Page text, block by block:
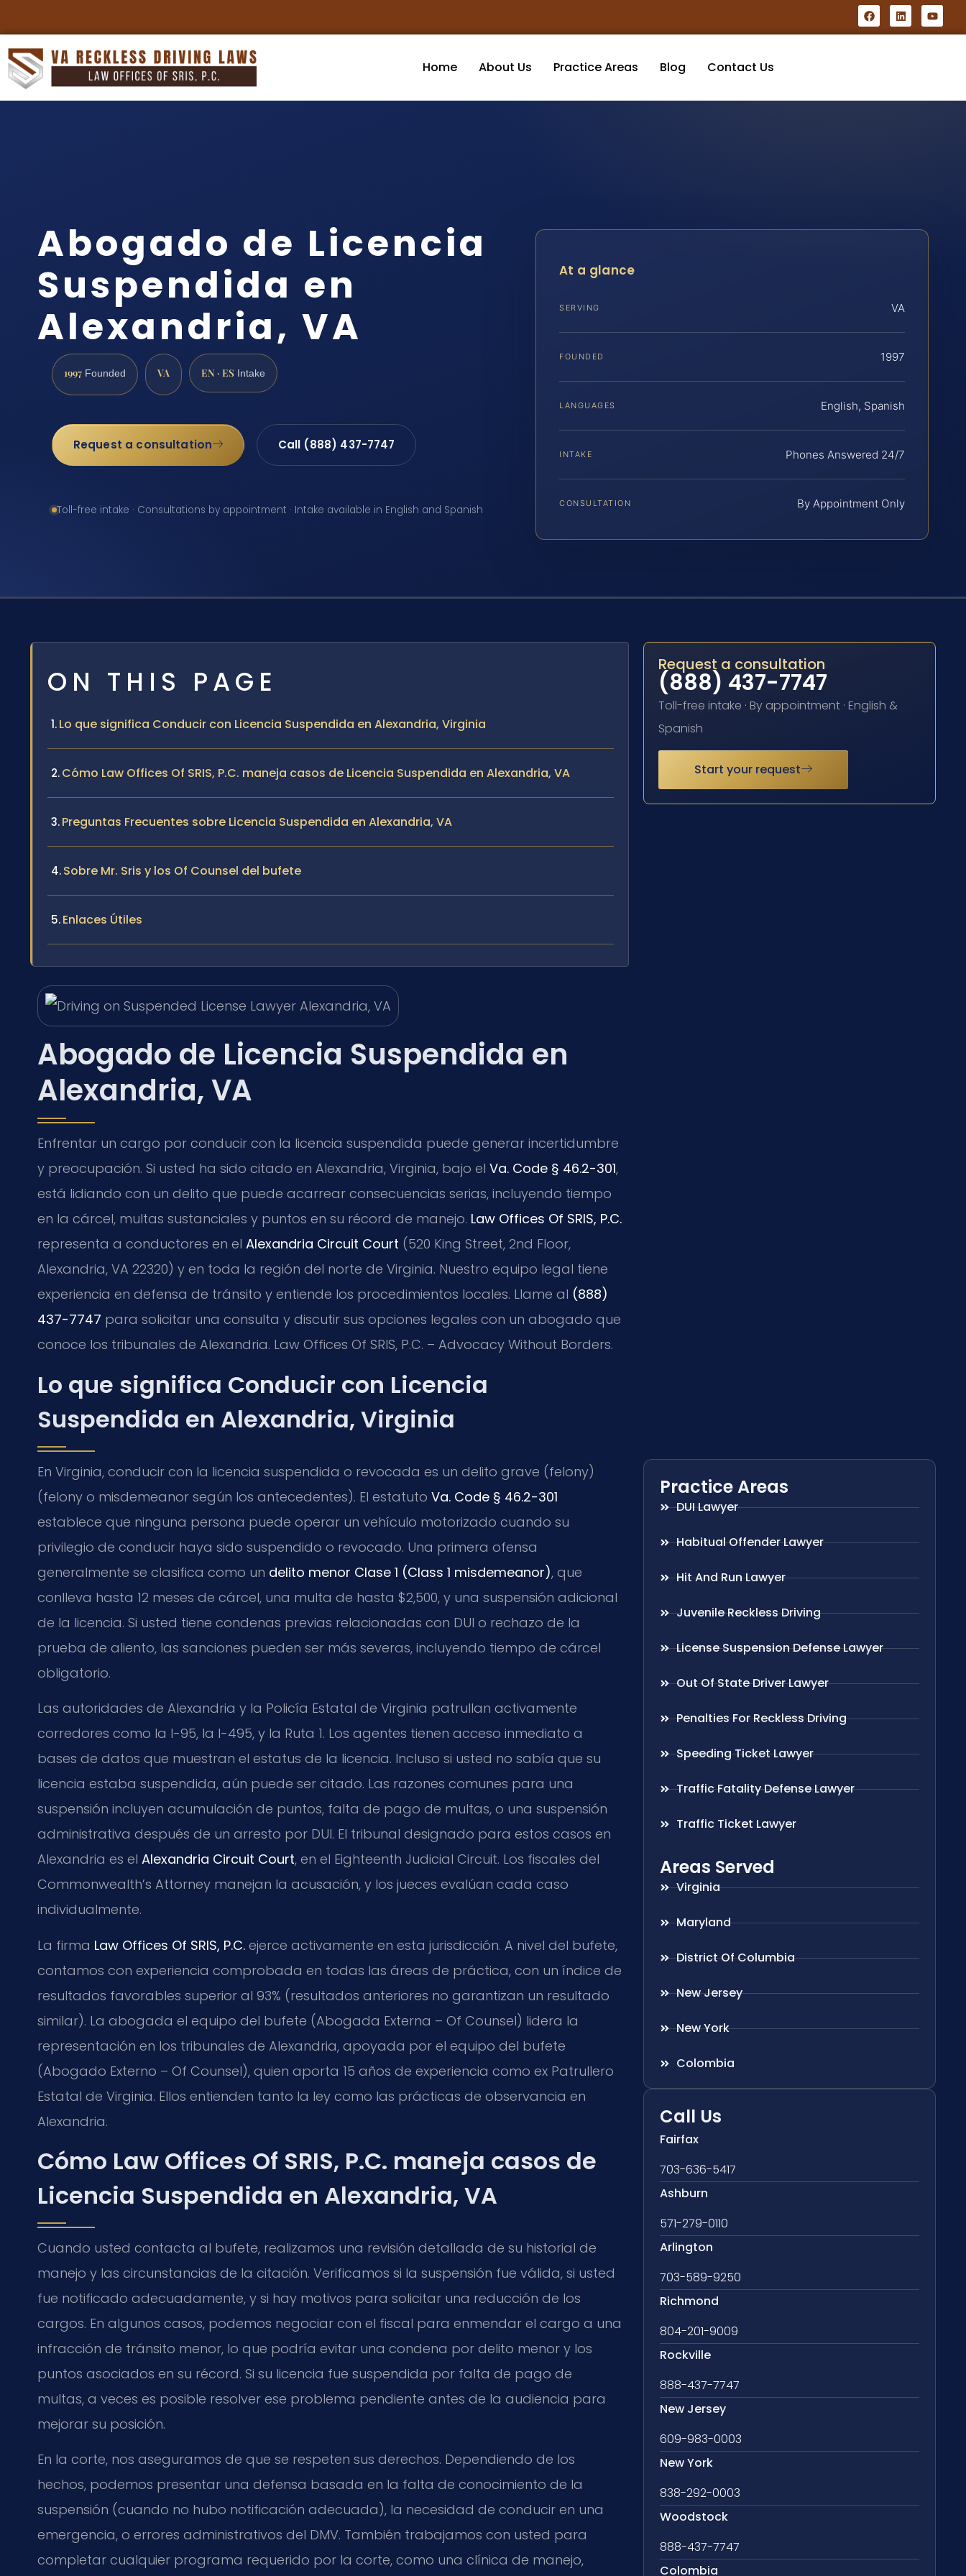
Home About Us Practice Areas Blog Contact Us
Abogado de Licencia
Suspendida en
Alexandria, VA
1997 Founded VA EN · ES Intake
Request a consultation Call (888) 437-7747
Toll-free intake · Consultations by appointment · Intake available in English and Spanish
At a glance
SERVING VA
FOUNDED 1997
LANGUAGES English, Spanish
INTAKE Phones Answered 24/7
CONSULTATION By Appointment Only
ON THIS PAGE
Lo que significa Conducir con Licencia Suspendida en Alexandria, Virginia
Cómo Law Offices Of SRIS, P.C. maneja casos de Licencia Suspendida en Alexandria, VA
Preguntas Frecuentes sobre Licencia Suspendida en Alexandria, VA
Sobre Mr. Sris y los Of Counsel del bufete
Enlaces Útiles
Abogado de Licencia Suspendida en
Alexandria, VA
Enfrentar un cargo por conducir con la licencia suspendida puede generar incertidumbre
y preocupación. Si usted ha sido citado en Alexandria, Virginia, bajo el Va. Code § 46.2-301,
está lidiando con un delito que puede acarrear consecuencias serias, incluyendo tiempo
en la cárcel, multas sustanciales y puntos en su récord de manejo. Law Offices Of SRIS, P.C.
representa a conductores en el Alexandria Circuit Court (520 King Street, 2nd Floor,
Alexandria, VA 22320) y en toda la región del norte de Virginia. Nuestro equipo legal tiene
experiencia en defensa de tránsito y entiende los procedimientos locales. Llame al (888)
437-7747 para solicitar una consulta y discutir sus opciones legales con un abogado que
conoce los tribunales de Alexandria. Law Offices Of SRIS, P.C. – Advocacy Without Borders.
Lo que significa Conducir con Licencia
Suspendida en Alexandria, Virginia
En Virginia, conducir con la licencia suspendida o revocada es un delito grave (felony)
(felony o misdemeanor según los antecedentes). El estatuto Va. Code § 46.2-301
establece que ninguna persona puede operar un vehículo motorizado cuando su
privilegio de conducir haya sido suspendido o revocado. Una primera ofensa
generalmente se clasifica como un delito menor Clase 1 (Class 1 misdemeanor), que
conlleva hasta 12 meses de cárcel, una multa de hasta $2,500, y una suspensión adicional
de la licencia. Si usted tiene condenas previas relacionadas con DUI o rechazo de la
prueba de aliento, las sanciones pueden ser más severas, incluyendo tiempo de cárcel
obligatorio.
Las autoridades de Alexandria y la Policía Estatal de Virginia patrullan activamente
corredores como la I-95, la I-495, y la Ruta 1. Los agentes tienen acceso inmediato a
bases de datos que muestran el estatus de la licencia. Incluso si usted no sabía que su
licencia estaba suspendida, aún puede ser citado. Las razones comunes para una
suspensión incluyen acumulación de puntos, falta de pago de multas, o una suspensión
administrativa después de un arresto por DUI. El tribunal designado para estos casos en
Alexandria es el Alexandria Circuit Court, en el Eighteenth Judicial Circuit. Los fiscales del
Commonwealth’s Attorney manejan la acusación, y los jueces evalúan cada caso
individualmente.
La firma Law Offices Of SRIS, P.C. ejerce activamente en esta jurisdicción. A nivel del bufete,
contamos con experiencia comprobada en todas las áreas de práctica, con un índice de
resultados favorables superior al 93% (resultados anteriores no garantizan un resultado
similar). La abogada el equipo del bufete (Abogada Externa – Of Counsel) lidera la
representación en los tribunales de Alexandria, apoyada por el equipo del bufete
(Abogado Externo – Of Counsel), quien aporta 15 años de experiencia como ex Patrullero
Estatal de Virginia. Ellos entienden tanto la ley como las prácticas de observancia en
Alexandria.
Cómo Law Offices Of SRIS, P.C. maneja casos de
Licencia Suspendida en Alexandria, VA
Cuando usted contacta al bufete, realizamos una revisión detallada de su historial de
manejo y las circunstancias de la citación. Verificamos si la suspensión fue válida, si usted
fue notificado adecuadamente, y si hay motivos para solicitar una reducción de los
cargos. En algunos casos, podemos negociar con el fiscal para enmendar el cargo a una
infracción de tránsito menor, lo que podría evitar una condena por delito menor y los
puntos asociados en su récord. Si su licencia fue suspendida por falta de pago de
multas, a veces es posible resolver ese problema pendiente antes de la audiencia para
mejorar su posición.
En la corte, nos aseguramos de que se respeten sus derechos. Dependiendo de los
hechos, podemos presentar una defensa basada en la falta de conocimiento de la
suspensión (cuando no hubo notificación adecuada), la necesidad de conducir en una
emergencia, o errores administrativos del DMV. También trabajamos con usted para
completar cualquier programa requerido por la corte, como una clínica de manejo,
Request a consultation
(888) 437-7747
Toll-free intake · By appointment · English &
Spanish
Start your request
Practice Areas
DUI Lawyer
Habitual Offender Lawyer
Hit And Run Lawyer
Juvenile Reckless Driving
License Suspension Defense Lawyer
Out Of State Driver Lawyer
Penalties For Reckless Driving
Speeding Ticket Lawyer
Traffic Fatality Defense Lawyer
Traffic Ticket Lawyer
Areas Served
Virginia
Maryland
District Of Columbia
New Jersey
New York
Colombia
Call Us
Fairfax
703-636-5417
Ashburn
571-279-0110
Arlington
703-589-9250
Richmond
804-201-9009
Rockville
888-437-7747
New Jersey
609-983-0003
New York
838-292-0003
Woodstock
888-437-7747
Colombia